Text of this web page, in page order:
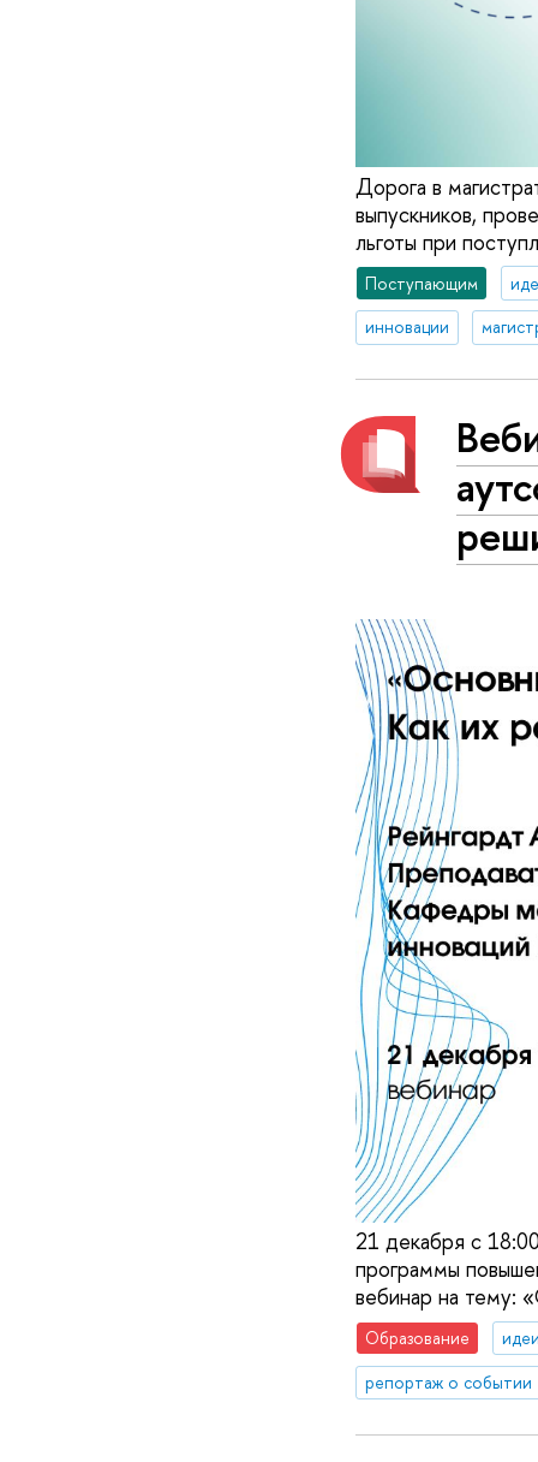
Дорога в
выпускников,
льготы при
Поступающим
инновации
21 декабря с
программы
вебинар на тему:
Образование
репортаж о событии